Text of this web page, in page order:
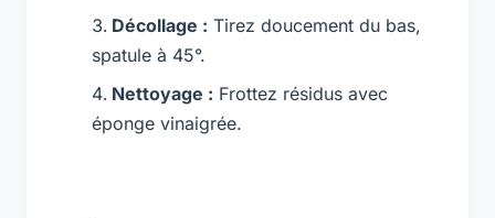
Décollage : Tirez doucement du bas,
spatule à 45°.
Nettoyage : Frottez résidus avec
éponge vinaigrée.